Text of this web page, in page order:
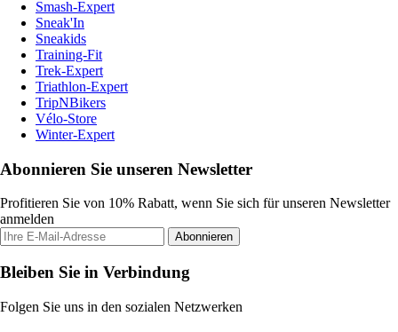
Smash-Expert
Sneak'In
Sneakids
Training-Fit
Trek-Expert
Triathlon-Expert
TripNBikers
Vélo-Store
Winter-Expert
Abonnieren Sie unseren Newsletter
Profitieren Sie von 10% Rabatt, wenn Sie sich für unseren Newsletter
anmelden
Abonnieren
Bleiben Sie in Verbindung
Folgen Sie uns in den sozialen Netzwerken